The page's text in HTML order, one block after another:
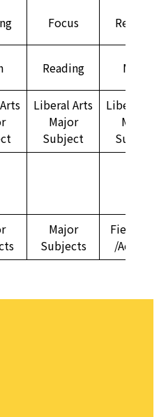
Focus Reading
Reading Math
Liberal Arts
Major
Subject
Liberal
Major
Subject
Major
Subjects
Field
/Activity